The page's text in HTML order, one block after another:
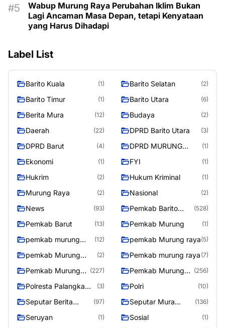
Wabup Murung Raya Perubahan Iklim Bukan
Lagi Ancaman Masa Depan, tetapi Kenyataan
yang Harus Dihadapi
Label List
Barito Kuala (1) Barito Selatan (2)
Barito Timur (1) Barito Utara (6)
Berita Mura (12) Budaya (2)
Daerah (22) DPRD Barito Utara (3)
DPRD Barut (4)
DPRD MURUNG
(1)
Ekonomi (1) FYI (1)
Hukrim (2) Hukum Kriminal (1)
Murung Raya (2) Nasional (2)
News (93)
Pemkab Barito
(528)
Pemkab Barut (13) Pemkab Murung (1)
pemkab murung
(12) pemkab Murung raya(5)
pemkab Murung
(2) Pemkab murung raya (7)
Pemkab Murung
(227)
Pemkab Murung
(256)
Polresta Palangka
(3) Polri (10)
Seputar Berita
(97)
Seputar Mura
(136)
Seruyan (1) Sosial (1)